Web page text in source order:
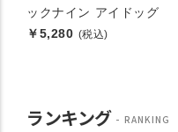
ックナイン アイドッグ
￥5,280 (税込)
ランキング RANKING